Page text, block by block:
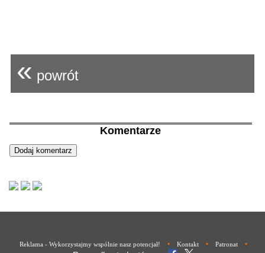
« powrót
Komentarze
Reklama - Wykorzystajmy wspólnie nasz potencjał! • Kontakt • Patronat •